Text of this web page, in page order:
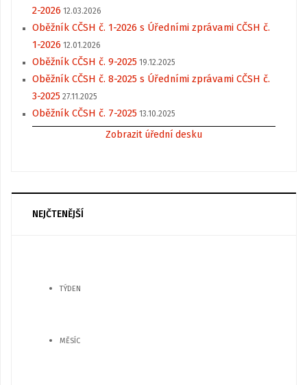
2-2026 12.03.2026
Oběžník CČSH č. 1-2026 s Úředními zprávami CČSH č.
1-2026 12.01.2026
Oběžník CČSH č. 9-2025 19.12.2025
Oběžník CČSH č. 8-2025 s Úředními zprávami CČSH č.
3-2025 27.11.2025
Oběžník CČSH č. 7-2025 13.10.2025
Zobrazit úřední desku
NEJČTENĚJŠÍ
TÝDEN
MĚSÍC